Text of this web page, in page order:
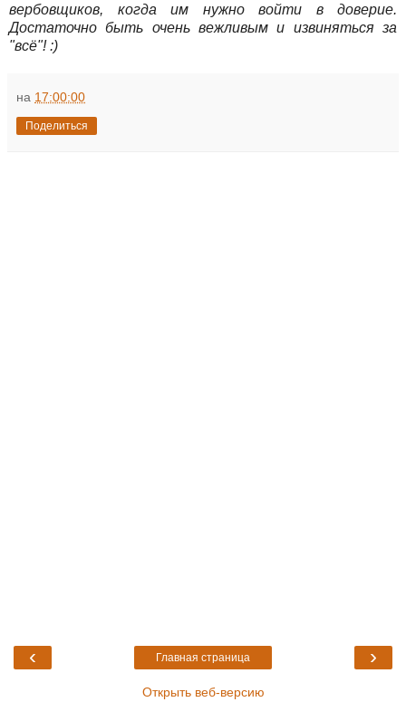
вербовщиков, когда им нужно войти в доверие.
Достаточно быть очень вежливым и извиняться за
"всё"! :)
на 17:00:00
Поделиться
‹ ›
Главная страница
Открыть веб-версию